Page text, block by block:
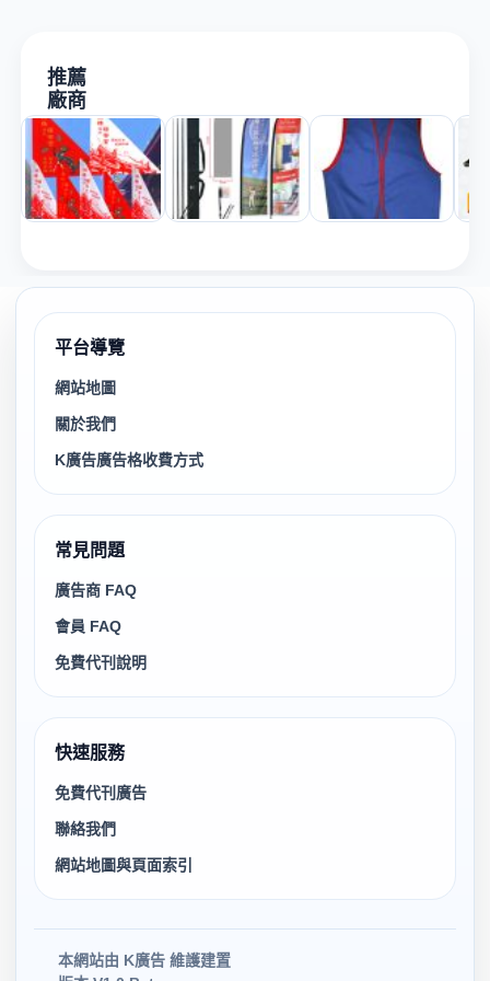
推薦
廠商
平台導覽
網站地圖
關於我們
K廣告廣告格收費方式
常見問題
廣告商 FAQ
會員 FAQ
免費代刊說明
快速服務
免費代刊廣告
聯絡我們
網站地圖與頁面索引
本網站由 K廣告 維護建置